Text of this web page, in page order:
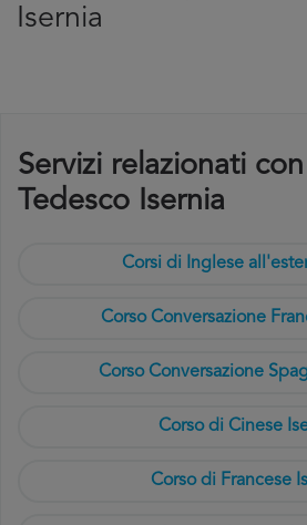
Isernia
Servizi relazionati
Tedesco Isernia
Corsi di Inglese
Corso Conversazione
Corso Conversazione
Corso di Cinese
Corso di Francese